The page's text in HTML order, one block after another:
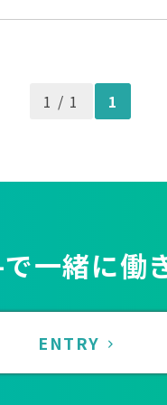
1 / 1 1
一緒に働
ENTRY